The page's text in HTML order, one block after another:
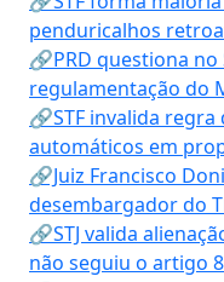
penduricalhos
🔗PRD questiona no
regulamentação do
🔗STF invalida
automáticos em
🔗Juiz Francisco
desembargador do
🔗STJ valida
não seguiu o artigo